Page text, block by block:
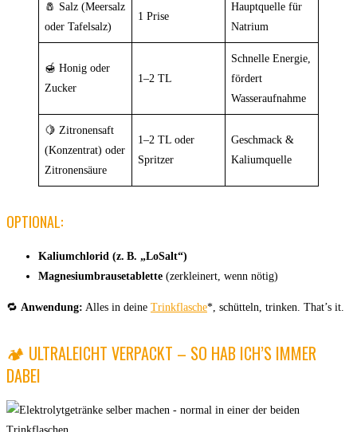
🧂 Salz (Meersalz
oder Tafelsalz)
1 Prise
Hauptquelle für
Natrium
🍯 Honig oder
Zucker
1–2 TL
Schnelle Energie,
fördert
Wasseraufnahme
🍋 Zitronensaft
(Konzentrat) oder
Zitronensäure
1–2 TL oder
Spritzer
Geschmack &
Kaliumquelle
OPTIONAL:
Kaliumchlorid (z. B. „LoSalt“)
Magnesiumbrausetablette (zerkleinert, wenn nötig)
🔁 Anwendung: Alles in deine Trinkflasche*, schütteln, trinken. That’s it.
🏕️ ULTRALEICHT VERPACKT – SO HAB ICH’S IMMER
DABEI